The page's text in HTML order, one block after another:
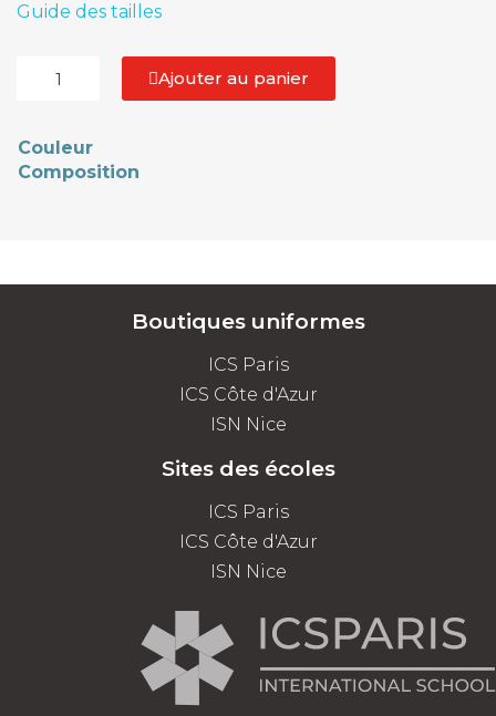
Guide des tailles
Ajouter au panier
Couleur
Composition
Boutiques uniformes
ICS Paris
ICS Côte d'Azur
ISN Nice
Sites des écoles
ICS Paris
ICS Côte d'Azur
ISN Nice